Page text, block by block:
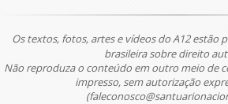
Os textos, fotos, artes e vídeos do A12 estão
brasileira sobre direito
Não reproduza o conteúdo em outro meio de
impresso, sem autorização